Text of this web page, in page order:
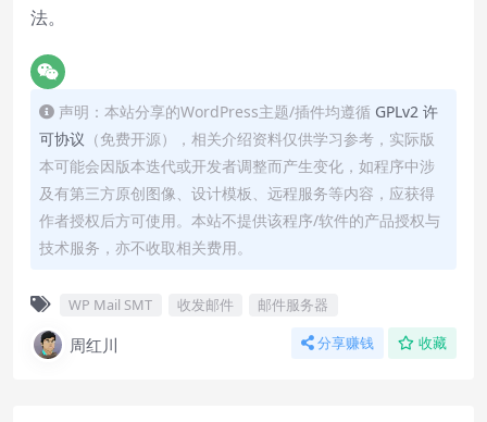
法。
声明：本站分享的WordPress主题/插件均遵循 GPLv2 许
可协议 （免费开源），相关介绍资料仅供学习参考，实际版
本可能会因版本迭代或开发者调整而产生变化，如程序中涉
及有第三方原创图像、设计模板、远程服务等内容，应获得
作者授权后方可使用。本站不提供该程序/软件的产品授权与
技术服务，亦不收取相关费用。
WP Mail SMT 收发邮件 邮件服务器
周红川 分享赚钱 收藏